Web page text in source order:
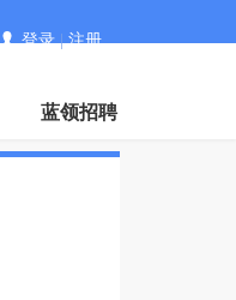
登录|注册
蓝领招聘